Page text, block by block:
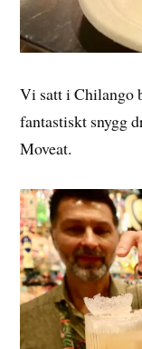
Vi satt i Chilango
fantastiskt snygg
Moveat.